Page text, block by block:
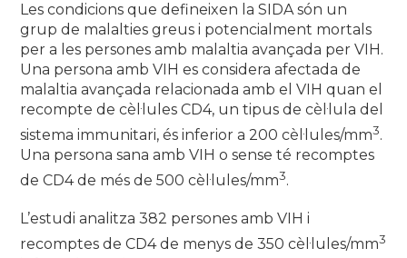
Les condicions que defineixen la SIDA són un
grup de malalties greus i potencialment mortals
per a les persones amb malaltia avançada per VIH.
Una persona amb VIH es considera afectada de
malaltia avançada relacionada amb el VIH quan el
recompte de cèl·lules CD4, un tipus de cèl·lula del
sistema immunitari, és inferior a 200 cèl·lules/mm3.
Una persona sana amb VIH o sense té recomptes
de CD4 de més de 500 cèl·lules/mm3.
L’estudi analitza 382 persones amb VIH i
recomptes de CD4 de menys de 350 cèl·lules/mm3